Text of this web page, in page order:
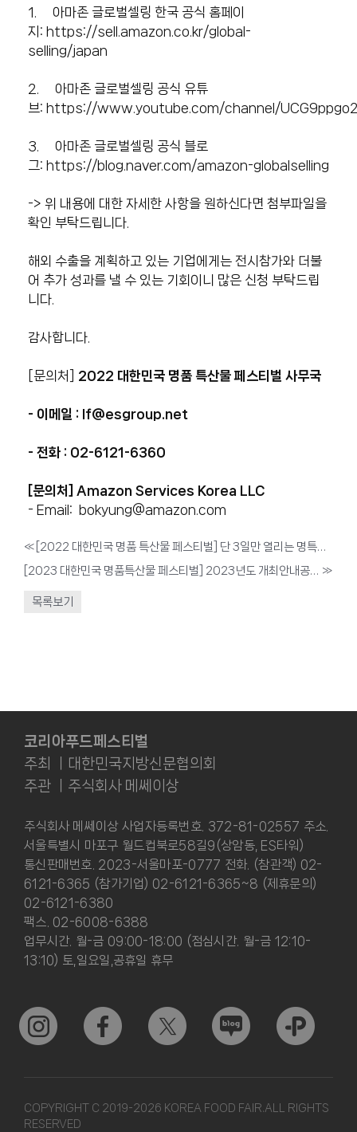
1. 아마존 글로벌셀링 한국 공식 홈페이
지: https://sell.amazon.co.kr/global-
selling/japan
2. 아마존 글로벌셀링 공식 유튜
브: https://www.youtube.com/channel/
3. 아마존 글로벌셀링 공식 블로
그: https://blog.naver.com/amazon-globalselling
-> 위 내용에 대한 자세한 사항을 원하신다면 첨부파일을
확인 부탁드립니다.
해외 수출을 계획하고 있는 기업에게는 전시참가와 더불
어 추가 성과를 낼 수 있는 기회이니 많은 신청 부탁드립
니다.
감사합니다.
[문의처] 2022 대한민국 명품 특산물 페스티벌 사무국
- 이메일 : lf@esgroup.net
- 전화 : 02-6121-6360
[문의처] Amazon Services Korea LLC
- Email: bokyung@amazon.com
«
[2022 대한민국 명품 특산물 페스티벌] 단 3일만 열리는 명특페?
[2023 대한민국 명품특산물 페스티벌] 2023년도 개최안내공문 및 제안서 »
목록보기
코리아푸드페스티벌
주최 ㅣ대한민국지방신문협의회
주관 ㅣ주식회사 메쎄이상
주식회사 메쎄이상 사업자등록번호. 372-81-02557 주소.
서울특별시 마포구 월드컵북로58길9(상암동, ES타워)
통신판매번호. 2023-서울마포-0777 전화. (참관객) 02-
6121-6365 (참가기업) 02-6121-6365~8 (제휴문의)
02-6121-6380
팩스. 02-6008-6388
업무시간. 월-금 09:00-18:00 (점심시간. 월-금 12:10-
13:10) 토,일요일,공휴일 휴무
COPYRIGHT C 2019-2026 KOREA FOOD FAIR.ALL RIGHTS
RESERVED